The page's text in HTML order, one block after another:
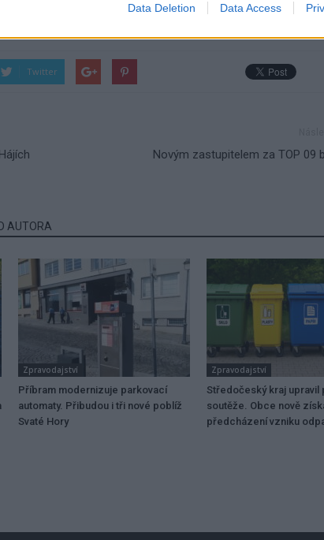
Data Deletion Data Access
Twitter
Novým zastupitelem za TOP 09
AUTORA
Zpravodajství
Příbram modernizuje parkovací
automaty. Přibudou i tři nové poblíž
Svaté Hory
Zpravodajství
Středočeský kraj upravil
soutěže. Obce nově
předcházení vzniku